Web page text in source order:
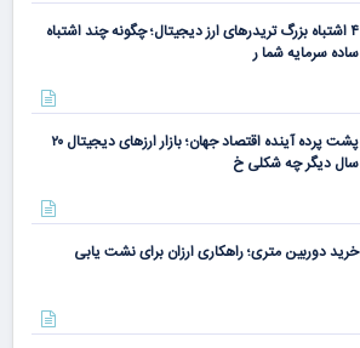
۴ اشتباه بزرگ تریدرهای ارز دیجیتال؛ چگونه چند اشتباه
ساده سرمایه شما ر
پشت پرده آینده اقتصاد جهان؛ بازار ارزهای دیجیتال ۲۰
سال دیگر چه شکلی خ
خرید دوربین متری؛ راهکاری ارزان برای نشت یابی